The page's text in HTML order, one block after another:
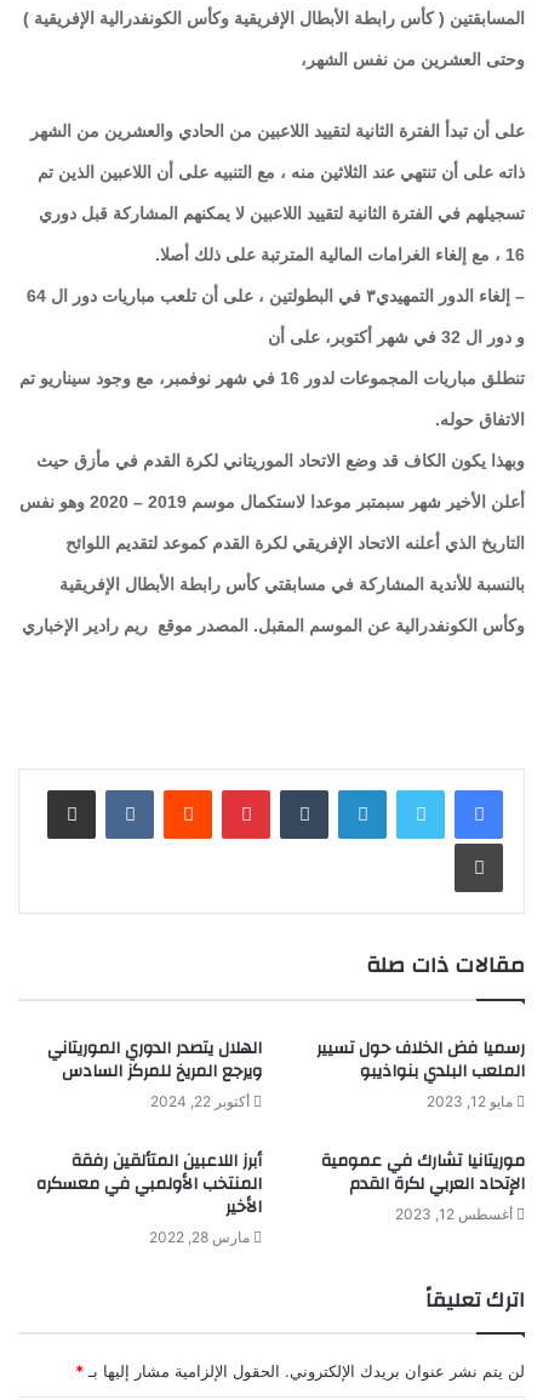
المسابقتين ( كأس رابطة الأبطال الإفريقية وكأس الكونفدرالية الإفريقية )
وحتى العشرين من نفس الشهر،
على أن تبدأ الفترة الثانية لتقييد اللاعبين من الحادي والعشرين من الشهر
ذاته على أن تنتهي عند الثلاثين منه ، مع التنبيه على أن اللاعبين الذين تم
تسجيلهم في الفترة الثانية لتقييد اللاعبين لا يمكنهم المشاركة قبل دوري
16 ، مع إلغاء الغرامات المالية المترتبة على ذلك أصلا.
– إلغاء الدور التمهيدي٣ في البطولتين ، على أن تلعب مباريات دور ال 64
و دور ال 32 في شهر أكتوبر، على أن
تنطلق مباريات المجموعات لدور 16 في شهر نوفمبر، مع وجود سيناريو تم
الاتفاق حوله.
وبهذا يكون الكاف قد وضع الاتحاد الموريتاني لكرة القدم في مأزق حيث
أعلن الأخير شهر سبمتبر موعدا لاستكمال موسم 2019 – 2020 وهو نفس
التاريخ الذي أعلنه الاتحاد الإفريقي لكرة القدم كموعد لتقديم اللوائح
بالنسبة للأندية المشاركة في مسابقتي كأس رابطة الأبطال الإفريقية
وكأس الكونفدرالية عن الموسم المقبل. المصدر موقع ريم رادير الإخباري
لينكدإن بينتيريست مشاركة عبر البريد
طباعة
مقالات ذات صلة
رسميا فض الخلاف حول تسيير
الملعب البلدي بنواذيبو
مايو 12, 2023
الهلال يتصدر الدوري الموريتاني
ويرجع المريخ للمركز السادس
أكتوبر 22, 2024
موريتانيا تشارك في عمومية
الإتحاد العربي لكرة القدم
أغسطس 12, 2023
أبرز اللاعبين المتألقين رفقة
المنتخب الأولمبي في معسكره
الأخير
مارس 28, 2022
اترك تعليقاً
لن يتم نشر عنوان بريدك الإلكتروني. الحقول الإلزامية مشار إليها بـ *